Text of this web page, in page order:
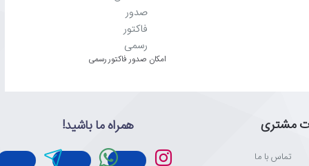
امکان صدور فاکتور رسمی
مشتری
تماس با ما
همراه ما باشید!